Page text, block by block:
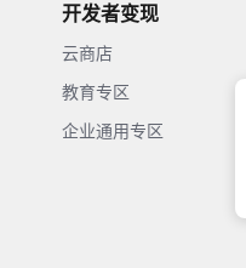
开发者变现
云商店
教育专区
企业通用专区